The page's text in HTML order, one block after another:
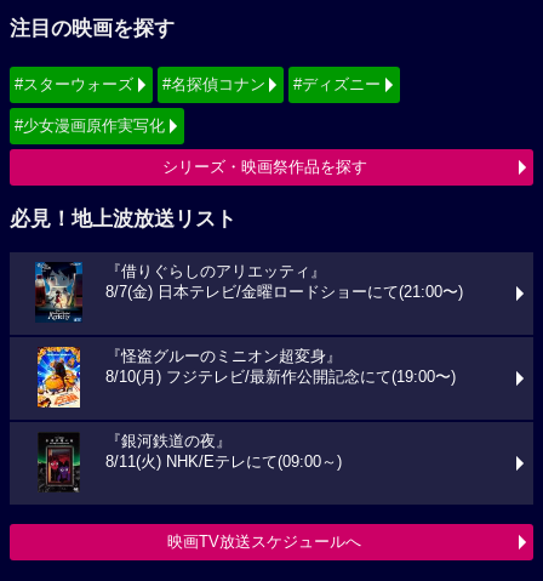
注目の映画を探す
#スターウォーズ #名探偵コナン #ディズニー
#少女漫画原作実写化
シリーズ・映画祭作品を探す
必見！地上波放送リスト
『借りぐらしのアリエッティ』
8/7(金) 日本テレビ/金曜ロードショーにて(21:00〜)
『怪盗グルーのミニオン超変身』
8/10(月) フジテレビ/最新作公開記念にて(19:00〜)
『銀河鉄道の夜』
8/11(火) NHK/Eテレにて(09:00～)
映画TV放送スケジュールへ